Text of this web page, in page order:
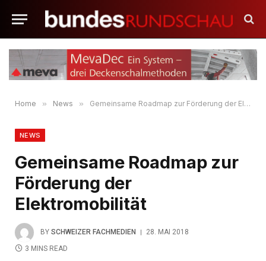
Home » News » Gemeinsame Roadmap zur Förderung der Elektromobilität
NEWS
Gemeinsame Roadmap zur
Förderung der
Elektromobilität
BY SCHWEIZER FACHMEDIEN
28. MAI 2018
3 MINS READ